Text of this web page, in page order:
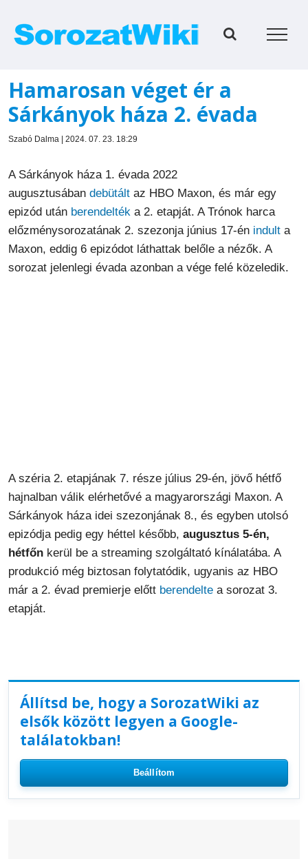
Hamarosan véget ér a
Sárkányok háza 2. évada
Szabó Dalma | 2024. 07. 23. 18:29
A Sárkányok háza 1. évada 2022
augusztusában debütált az HBO Maxon, és már egy
epizód után berendelték a 2. etapját. A Trónok harca
előzménysorozatának 2. szezonja június 17-én indult a
Maxon, eddig 6 epizódot láthattak belőle a nézők. A
sorozat jelenlegi évada azonban a vége felé közeledik.
A széria 2. etapjának 7. része július 29-én, jövő hétfő
hajnalban válik elérhetővé a magyarországi Maxon. A
Sárkányok háza idei szezonjának 8., és egyben utolsó
epizódja pedig egy héttel később, augusztus 5-én,
hétfőn kerül be a streaming szolgáltató kínálatába. A
produkció még biztosan folytatódik, ugyanis az HBO
már a 2. évad premierje előtt berendelte a sorozat 3.
etapját.
Állítsd be, hogy a SorozatWiki az
elsők között legyen a Google-
találatokban!
Beállítom